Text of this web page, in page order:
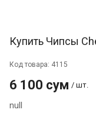
Купить Чипсы
Код товара: 4115
6 100 сум / шт.
null